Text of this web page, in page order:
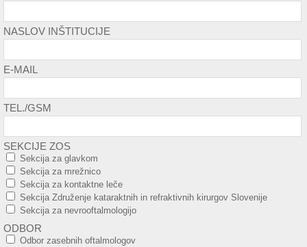
NASLOV INŠTITUCIJE
E-MAIL
TEL./GSM
SEKCIJE ZOS
Sekcija za glavkom
Sekcija za mrežnico
Sekcija za kontaktne leče
Sekcija Združenje kataraktnih in refraktivnih kirurgov Slovenije
Sekcija za nevrooftalmologijo
ODBOR
Odbor zasebnih oftalmologov